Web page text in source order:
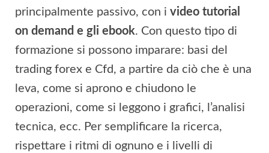
principalmente passivo, con i video tutorial
on demand e gli ebook. Con questo tipo di
formazione si possono imparare: basi del
trading forex e Cfd, a partire da ciò che è una
leva, come si aprono e chiudono le
operazioni, come si leggono i grafici, l’analisi
tecnica, ecc. Per semplificare la ricerca,
rispettare i ritmi di ognuno e i livelli di